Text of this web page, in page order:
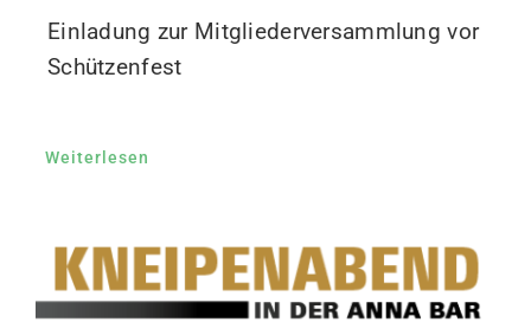
Einladung zur Mitgliederversammlung vor
Schützenfest
Weiterlesen